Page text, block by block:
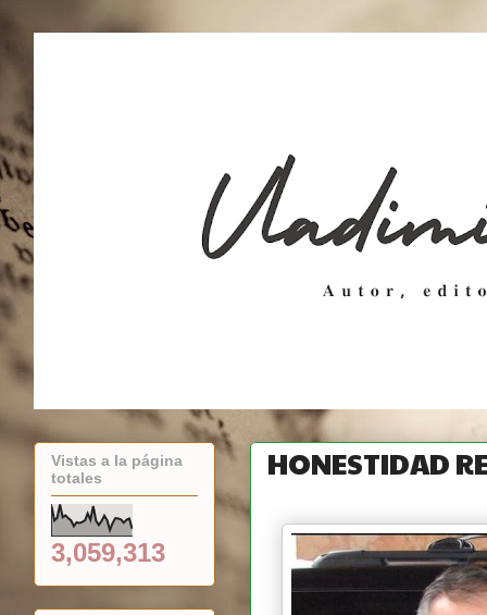
HONESTIDAD
Vistas a la página
totales
3,059,313